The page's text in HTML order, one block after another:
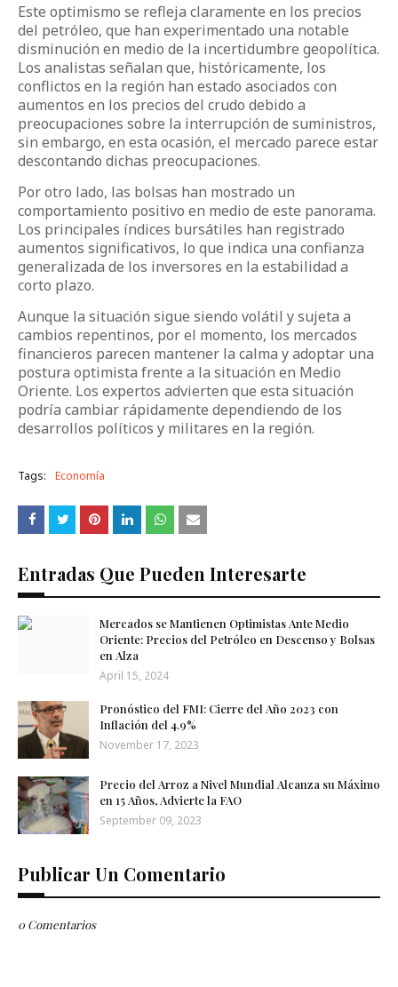
Este optimismo se refleja claramente en los precios
del petróleo, que han experimentado una notable
disminución en medio de la incertidumbre geopolítica.
Los analistas señalan que, históricamente, los
conflictos en la región han estado asociados con
aumentos en los precios del crudo debido a
preocupaciones sobre la interrupción de suministros,
sin embargo, en esta ocasión, el mercado parece estar
descontando dichas preocupaciones.
Por otro lado, las bolsas han mostrado un
comportamiento positivo en medio de este panorama.
Los principales índices bursátiles han registrado
aumentos significativos, lo que indica una confianza
generalizada de los inversores en la estabilidad a
corto plazo.
Aunque la situación sigue siendo volátil y sujeta a
cambios repentinos, por el momento, los mercados
financieros parecen mantener la calma y adoptar una
postura optimista frente a la situación en Medio
Oriente. Los expertos advierten que esta situación
podría cambiar rápidamente dependiendo de los
desarrollos políticos y militares en la región.
Tags: Economía
Entradas Que Pueden Interesarte
Mercados se Mantienen Optimistas Ante Medio
Oriente: Precios del Petróleo en Descenso y Bolsas
en Alza
April 15, 2024
Pronóstico del FMI: Cierre del Año 2023 con
Inflación del 4.9%
November 17, 2023
Precio del Arroz a Nivel Mundial Alcanza su Máximo
en 15 Años, Advierte la FAO
September 09, 2023
Publicar Un Comentario
0 Comentarios